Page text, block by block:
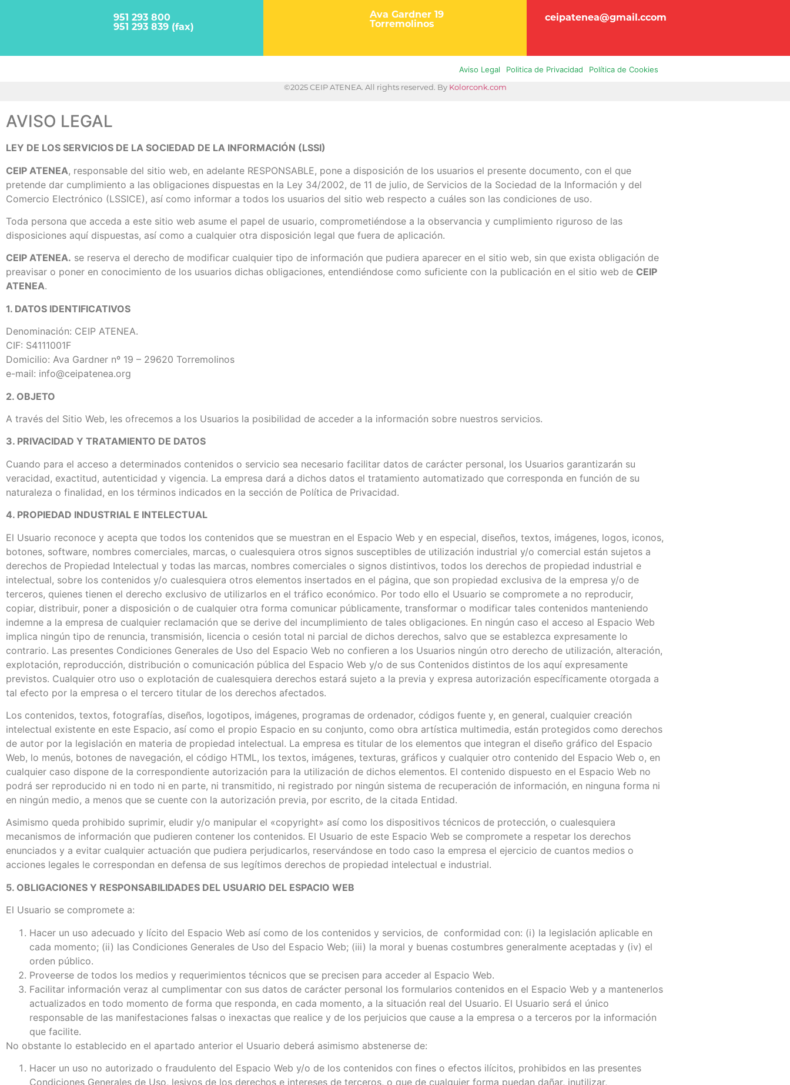
951 293 800
951 293 839 (fax)
Ava Gardner 19
Torremolinos
ceipatenea@gmail.ccom
Aviso Legal Politica de Privacidad
Política de Cookies
©2025 CEIP ATENEA. All rights reserved. By Kolorconk.com
AVISO LEGAL
LEY DE LOS SERVICIOS DE LA SOCIEDAD DE LA INFORMACIÓN (LSSI)
CEIP ATENEA, responsable del sitio web, en adelante RESPONSABLE, pone a disposición de los usuarios el presente documento, con el que
pretende dar cumplimiento a las obligaciones dispuestas en la Ley 34/2002, de 11 de julio, de Servicios de la Sociedad de la Información y del
Comercio Electrónico (LSSICE), así como informar a todos los usuarios del sitio web respecto a cuáles son las condiciones de uso.
Toda persona que acceda a este sitio web asume el papel de usuario, comprometiéndose a la observancia y cumplimiento riguroso de las
disposiciones aquí dispuestas, así como a cualquier otra disposición legal que fuera de aplicación.
CEIP ATENEA. se reserva el derecho de modificar cualquier tipo de información que pudiera aparecer en el sitio web, sin que exista obligación de
preavisar o poner en conocimiento de los usuarios dichas obligaciones, entendiéndose como suficiente con la publicación en el sitio web de CEIP
ATENEA.
1. DATOS IDENTIFICATIVOS
Denominación: CEIP ATENEA.
CIF: S4111001F
Domicilio: Ava Gardner nº 19 – 29620 Torremolinos
e-mail: info@ceipatenea.org
2. OBJETO
A través del Sitio Web, les ofrecemos a los Usuarios la posibilidad de acceder a la información sobre nuestros servicios.
3. PRIVACIDAD Y TRATAMIENTO DE DATOS
Cuando para el acceso a determinados contenidos o servicio sea necesario facilitar datos de carácter personal, los Usuarios garantizarán su
veracidad, exactitud, autenticidad y vigencia. La empresa dará a dichos datos el tratamiento automatizado que corresponda en función de su
naturaleza o finalidad, en los términos indicados en la sección de Política de Privacidad.
4. PROPIEDAD INDUSTRIAL E INTELECTUAL
El Usuario reconoce y acepta que todos los contenidos que se muestran en el Espacio Web y en especial, diseños, textos, imágenes, logos, iconos,
botones, software, nombres comerciales, marcas, o cualesquiera otros signos susceptibles de utilización industrial y/o comercial están sujetos a
derechos de Propiedad Intelectual y todas las marcas, nombres comerciales o signos distintivos, todos los derechos de propiedad industrial e
intelectual, sobre los contenidos y/o cualesquiera otros elementos insertados en el página, que son propiedad exclusiva de la empresa y/o de
terceros, quienes tienen el derecho exclusivo de utilizarlos en el tráfico económico. Por todo ello el Usuario se compromete a no reproducir,
copiar, distribuir, poner a disposición o de cualquier otra forma comunicar públicamente, transformar o modificar tales contenidos manteniendo
indemne a la empresa de cualquier reclamación que se derive del incumplimiento de tales obligaciones. En ningún caso el acceso al Espacio Web
implica ningún tipo de renuncia, transmisión, licencia o cesión total ni parcial de dichos derechos, salvo que se establezca expresamente lo
contrario. Las presentes Condiciones Generales de Uso del Espacio Web no confieren a los Usuarios ningún otro derecho de utilización, alteración,
explotación, reproducción, distribución o comunicación pública del Espacio Web y/o de sus Contenidos distintos de los aquí expresamente
previstos. Cualquier otro uso o explotación de cualesquiera derechos estará sujeto a la previa y expresa autorización específicamente otorgada a
tal efecto por la empresa o el tercero titular de los derechos afectados.
Los contenidos, textos, fotografías, diseños, logotipos, imágenes, programas de ordenador, códigos fuente y, en general, cualquier creación
intelectual existente en este Espacio, así como el propio Espacio en su conjunto, como obra artística multimedia, están protegidos como derechos
de autor por la legislación en materia de propiedad intelectual. La empresa es titular de los elementos que integran el diseño gráfico del Espacio
Web, lo menús, botones de navegación, el código HTML, los textos, imágenes, texturas, gráficos y cualquier otro contenido del Espacio Web o, en
cualquier caso dispone de la correspondiente autorización para la utilización de dichos elementos. El contenido dispuesto en el Espacio Web no
podrá ser reproducido ni en todo ni en parte, ni transmitido, ni registrado por ningún sistema de recuperación de información, en ninguna forma ni
en ningún medio, a menos que se cuente con la autorización previa, por escrito, de la citada Entidad.
Asimismo queda prohibido suprimir, eludir y/o manipular el «copyright» así como los dispositivos técnicos de protección, o cualesquiera
mecanismos de información que pudieren contener los contenidos. El Usuario de este Espacio Web se compromete a respetar los derechos
enunciados y a evitar cualquier actuación que pudiera perjudicarlos, reservándose en todo caso la empresa el ejercicio de cuantos medios o
acciones legales le correspondan en defensa de sus legítimos derechos de propiedad intelectual e industrial.
5. OBLIGACIONES Y RESPONSABILIDADES DEL USUARIO DEL ESPACIO WEB
El Usuario se compromete a:
Hacer un uso adecuado y lícito del Espacio Web así como de los contenidos y servicios, de conformidad con: (i) la legislación aplicable en
cada momento; (ii) las Condiciones Generales de Uso del Espacio Web; (iii) la moral y buenas costumbres generalmente aceptadas y (iv) el
orden público.
Proveerse de todos los medios y requerimientos técnicos que se precisen para acceder al Espacio Web.
Facilitar información veraz al cumplimentar con sus datos de carácter personal los formularios contenidos en el Espacio Web y a mantenerlos
actualizados en todo momento de forma que responda, en cada momento, a la situación real del Usuario. El Usuario será el único
responsable de las manifestaciones falsas o inexactas que realice y de los perjuicios que cause a la empresa o a terceros por la información
que facilite.
No obstante lo establecido en el apartado anterior el Usuario deberá asimismo abstenerse de:
Hacer un uso no autorizado o fraudulento del Espacio Web y/o de los contenidos con fines o efectos ilícitos, prohibidos en las presentes
Condiciones Generales de Uso, lesivos de los derechos e intereses de terceros, o que de cualquier forma puedan dañar, inutilizar,